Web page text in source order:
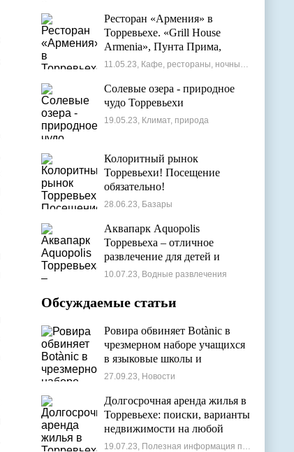
Ресторан «Армения» в
Торревьехе. «Grill House
Armenia», Пунта Прима,
Испания
11.05.23, Кафе, рестораны, ночные клубы
Солевые озера - природное
чудо Торревьехи
19.05.23, Климат, природа
Колоритный рынок
Торревьехи! Посещение
обязательно!
28.06.23, Базары
Аквапарк Aquopolis
Торревьеха – отличное
развлечение для детей и
взрослых
10.07.23, Водные развлечения
Обсуждаемые статьи
Ровира обвиняет Botànic в
чрезмерном наборе учащихся
в языковые школы и
проблемах с ассигнованиями
27.09.23, Новости
Долгосрочная аренда жилья в
Торревьехе: поиски, варианты
недвижимости на любой
бюджет
19.07.23, Полезная информация по недвижимости